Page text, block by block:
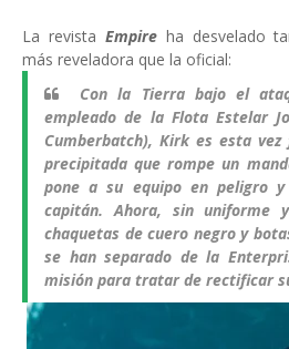
La revista Empire ha desvelado
más reveladora que la oficial:
Con la Tierra bajo el
empleado de la Flota Estelar
Cumberbatch), Kirk es esta
precipitada que rompe un
pone a su equipo en peligro
capitán. Ahora, sin uniforme
chaquetas de cuero negro y
se han separado de la
misión para tratar de rectificar